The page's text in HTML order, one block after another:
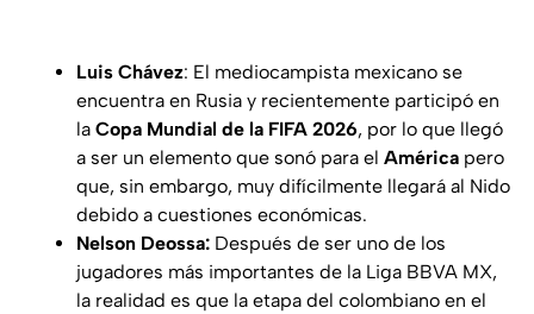
Luis Chávez: El mediocampista mexicano se
encuentra en Rusia y recientemente participó en
la Copa Mundial de la FIFA 2026, por lo que llegó
a ser un elemento que sonó para el América pero
que, sin embargo, muy difícilmente llegará al Nido
debido a cuestiones económicas.
Nelson Deossa: Después de ser uno de los
jugadores más importantes de la Liga BBVA MX,
la realidad es que la etapa del colombiano en el